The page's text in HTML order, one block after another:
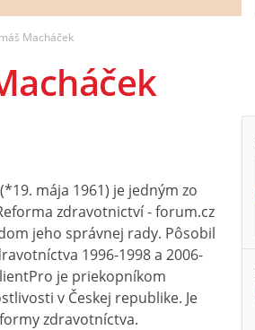
Macháček
mája 1961) je jedným zo
zdravotnictví - forum.cz
jeho správnej rady. Pôsobil
1996-1998 a 2006-
je priekopníkom
v Českej republike. Je
zdravotníctva.